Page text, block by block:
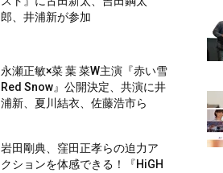
郎、井浦新が参加
永瀬正敏×菜 葉 菜W主演『赤い雪
Red Snow』公開決定、共演に井
浦新、夏川結衣、佐藤浩市ら
岩田剛典、窪田正孝らの迫力ア
クションを体感できる！『HiGH